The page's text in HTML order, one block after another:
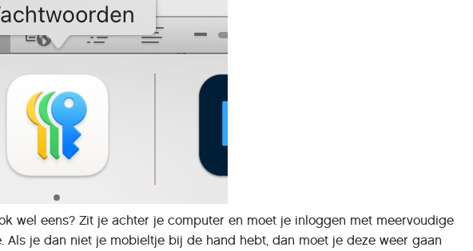
wel eens? Zit je achter je computer en moet je inloggen met meervoudige
Als je dan niet je mobieltje bij de hand hebt, dan moet je deze weer gaan